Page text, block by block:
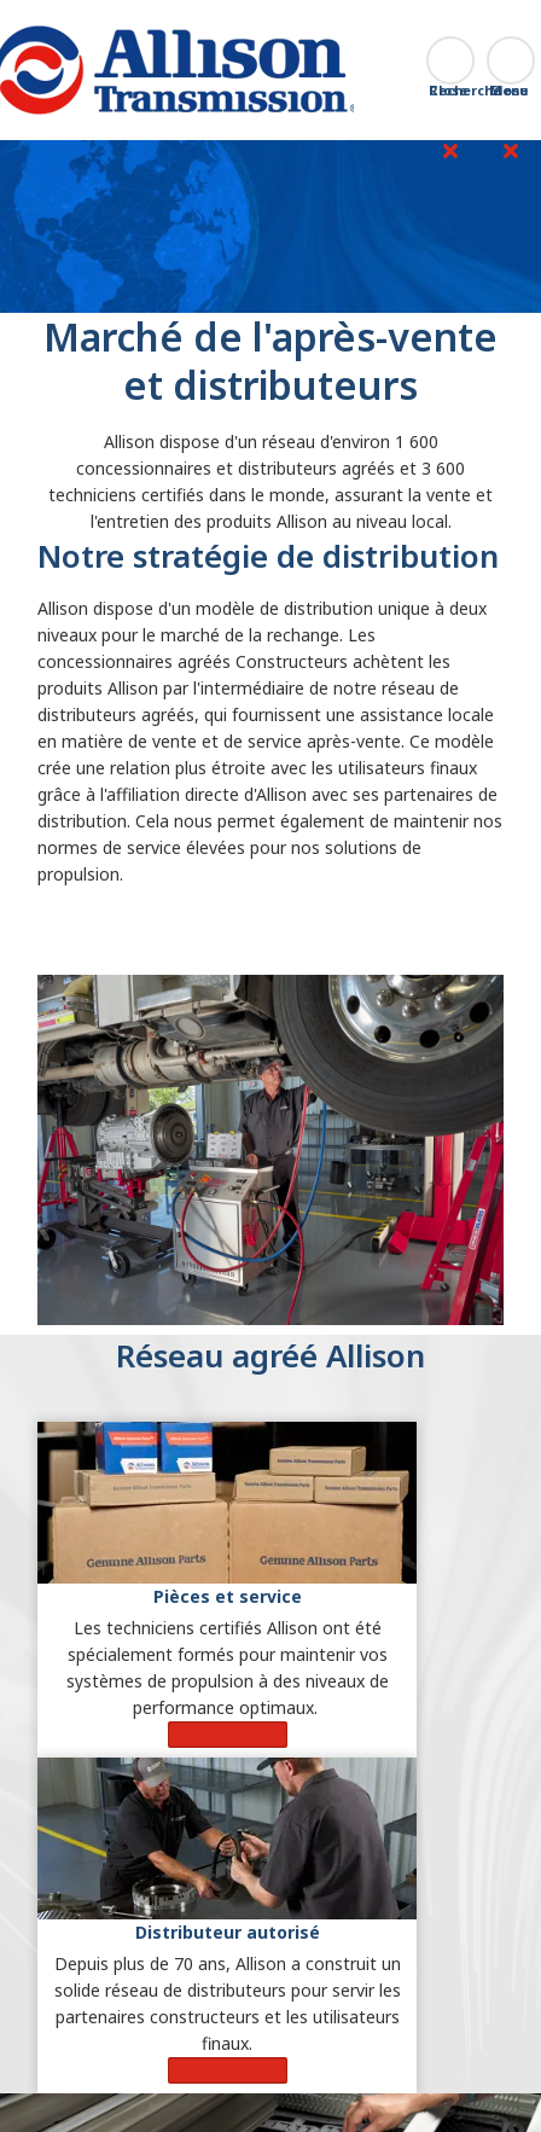
Go Home Recherche
Close
Marché de l'après-vente
et distributeurs
Allison dispose d'un réseau d'environ 1 600
concessionnaires et distributeurs agréés et 3 600
techniciens certifiés dans le monde, assurant la vente et
l'entretien des produits Allison au niveau local.
Notre stratégie de distribution
Allison dispose d'un modèle de distribution unique à deux
niveaux pour le marché de la rechange. Les
concessionnaires agréés Constructeurs achètent les
produits Allison par l'intermédiaire de notre réseau de
distributeurs agréés, qui fournissent une assistance locale
en matière de vente et de service après-vente. Ce modèle
crée une relation plus étroite avec les utilisateurs finaux
grâce à l'affiliation directe d'Allison avec ses partenaires de
distribution. Cela nous permet également de maintenir nos
normes de service élevées pour nos solutions de
propulsion.
Réseau agréé Allison
Pièces et service
Les techniciens certifiés Allison ont été
spécialement formés pour maintenir vos
systèmes de propulsion à des niveaux de
performance optimaux.
Distributeur autorisé
Depuis plus de 70 ans, Allison a construit un
solide réseau de distributeurs pour servir les
partenaires constructeurs et les utilisateurs
finaux.